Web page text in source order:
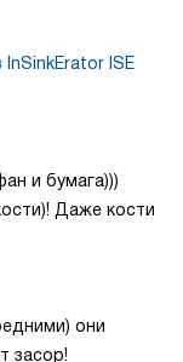
ISE
и бумага)))
Даже кости
они
засор!